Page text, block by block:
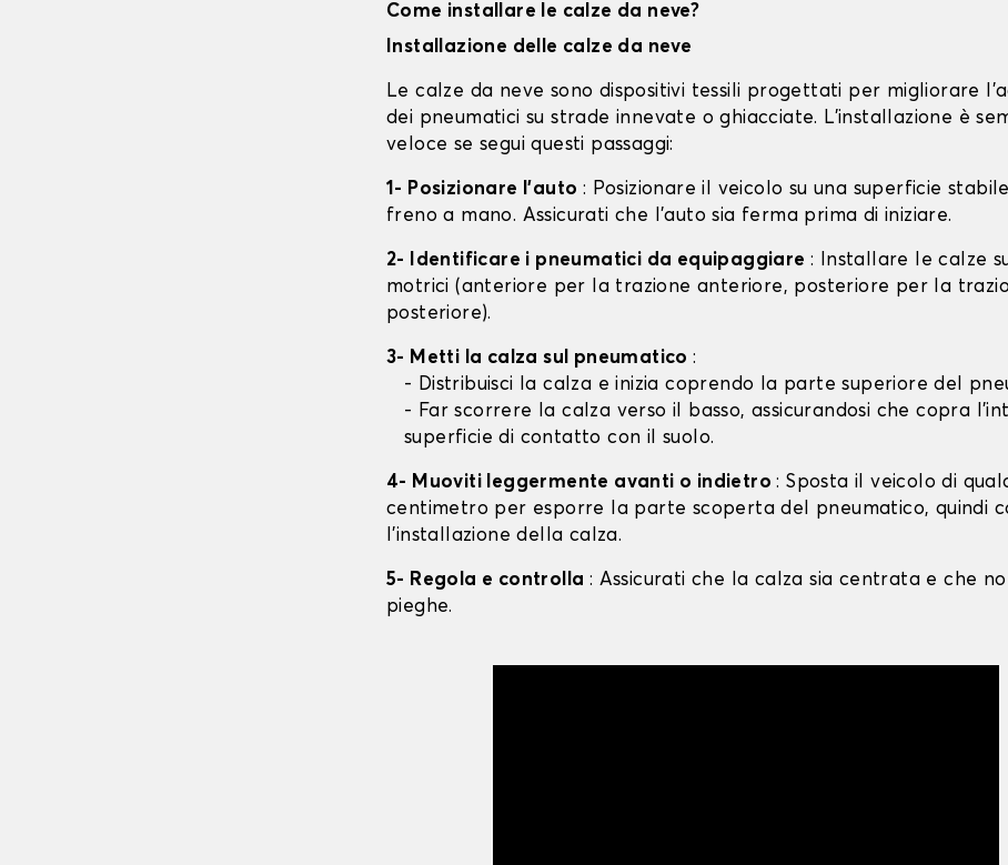
Come installare le calze da neve?
Installazione delle calze da neve
Le calze da neve sono dispositivi tessili progettati per migliorare
dei pneumatici su strade innevate o ghiacciate. L'installazione è
veloce se segui questi passaggi:
1- Posizionare l'auto : Posizionare il veicolo su una superficie
freno a mano. Assicurati che l'auto sia ferma prima di iniziare.
2- Identificare i pneumatici da equipaggiare : Installare le calze
motrici (anteriore per la trazione anteriore, posteriore per la
posteriore).
3- Metti la calza sul pneumatico:
- Distribuisci la calza e inizia coprendo la parte superiore del
- Far scorrere la calza verso il basso, assicurandosi che copra
superficie di contatto con il suolo.
4- Muoviti leggermente avanti o indietro: Sposta il veicolo di
centimetro per esporre la parte scoperta del pneumatico, quindi
l'installazione della calza.
5- Regola e controlla : Assicurati che la calza sia centrata e che
pieghe.